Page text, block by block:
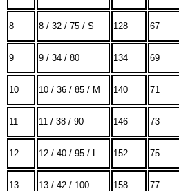
8 8 / 32 / 75 / S 128 67
9 9 / 34 / 80 134 69
10 10 / 36 / 85 / M 140 71
11 11 / 38 / 90 146 73
12 12 / 40 / 95 / L 152 75
13 13 / 42 / 100 158 77